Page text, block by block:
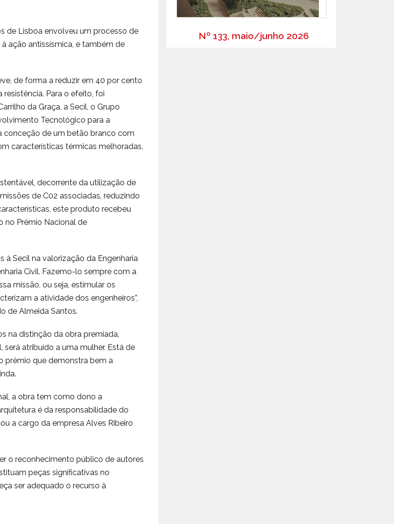
de Lisboa envolveu um processo de
ação antissísmica, e também de
de forma a reduzir em 40 por cento
Para o efeito, foi
da Graça, a Secil, o Grupo
Tecnológico para a
conceção de um betão branco com
características térmicas melhoradas,
decorrente da utilização de
de C02 associadas, reduzindo
este produto recebeu
no Prémio Nacional de
à Secil na valorização da Engenharia
Civil. Fazemo-lo sempre com a
missão, ou seja, estimular os
a atividade dos engenheiros”,
de Almeida Santos.
na distinção da obra premiada,
atribuído a uma mulher. Está de
prémio que demonstra bem a
a obra tem como dono a
é da responsabilidade do
a cargo da empresa Alves Ribeiro
o reconhecimento público de autores
peças significativas no
ser adequado o recurso à
Nº 133, maio/junho 2026